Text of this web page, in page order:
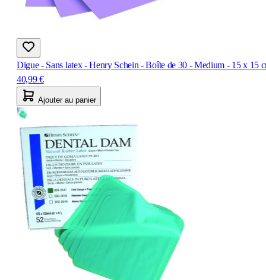
Digue - Sans latex - Henry Schein - Boîte de 30 - Medium - 15 x 15
40,99 €
Ajouter au panier